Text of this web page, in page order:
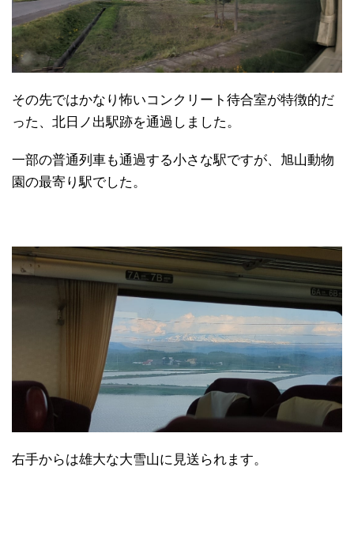
その先ではかなり怖いコンクリート待合室が特徴的だ
った、北日ノ出駅跡を通過しました。
一部の普通列車も通過する小さな駅ですが、旭山動物
園の最寄り駅でした。
右手からは雄大な大雪山に見送られます。